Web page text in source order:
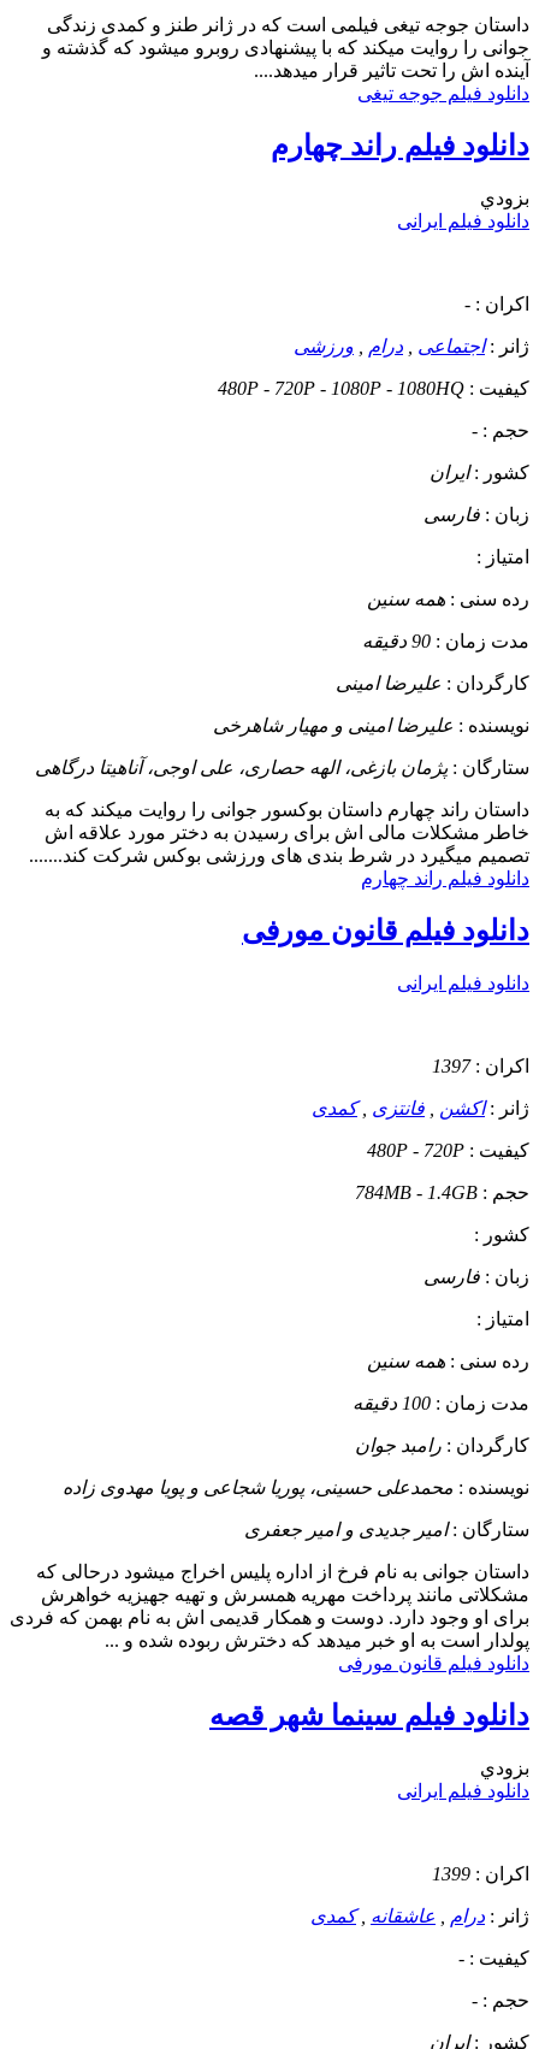
داستان جوجه تیغی فیلمی است که در ژانر طنز و کمدی زندگی
جوانی را روایت میکند که با پیشنهادی روبرو میشود که گذشته و
آینده اش را تحت تاثیر قرار میدهد....
دانلود فیلم جوجه تیغی
دانلود فیلم راند چهارم
بزودي
دانلود فیلم ایرانی
اکران : -
ژانر :اجتماعی درام ورزشی
کیفیت : 480P - 720P - 1080P - 1080HQ
حجم : -
کشور :ایران
زبان : فارسی
امتیاز :
رده سنی : همه سنین
مدت زمان : 90 دقیقه
کارگردان : علیرضا امینی
نویسنده : علیرضا امینی و مهیار شاهرخی
ستارگان :پژمان بازغی، الهه حصاری، علی اوجی، آناهیتا درگاهی
داستان راند چهارم داستان بوکسور جوانی را روایت میکند که به
خاطر مشکلات مالی اش برای رسیدن به دختر مورد علاقه اش
تصمیم میگیرد در شرط بندی های ورزشی بوکس شرکت کند.......
دانلود فیلم راند چهارم
دانلود فیلم قانون مورفی
دانلود فیلم ایرانی
اکران :1397
ژانر :اکشن فانتزی ,کمدی
کیفیت : 480P - 720P
حجم : 784MB - 1.4GB
کشور :
زبان : فارسی
امتیاز :
رده سنی : همه سنین
مدت زمان : 100 دقیقه
کارگردان : رامبد جوان
نویسنده : محمدعلی حسینی، پوریا شجاعی و پویا مهدوی زاده
ستارگان :امیر جدیدی و امیر جعفری
داستان جوانی به نام فرخ از اداره پلیس اخراج میشود درحالی که
مشکلاتی مانند پرداخت مهریه همسرش و تهیه جهیزیه خواهرش
برای او وجود دارد. دوست و همکار قدیمی اش به نام بهمن که فردی
پولدار است به او خبر میدهد که دخترش ربوده شده و ...
دانلود فیلم قانون مورفی
دانلود فیلم سینما شهر قصه
بزودي
دانلود فیلم ایرانی
اکران : 1399
ژانر : درام عاشقانه ,کمدی
کیفیت : -
حجم : -
کشور :ایران